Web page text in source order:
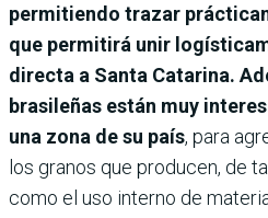
permitiendo trazar
que permitirá unir
directa a Santa Catarina.
brasileñas están muy
una zona de su país, para
los granos que producen, de
como el uso interno de